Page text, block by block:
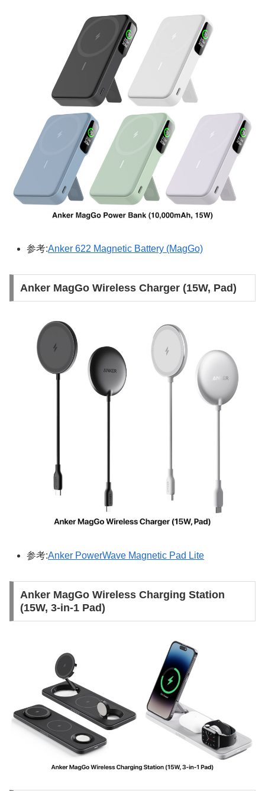
参考:Anker 622 Magnetic Battery (MagGo)
Anker MagGo Wireless Charger (15W, Pad)
参考:Anker PowerWave Magnetic Pad Lite
Anker MagGo Wireless Charging Station
(15W, 3-in-1 Pad)